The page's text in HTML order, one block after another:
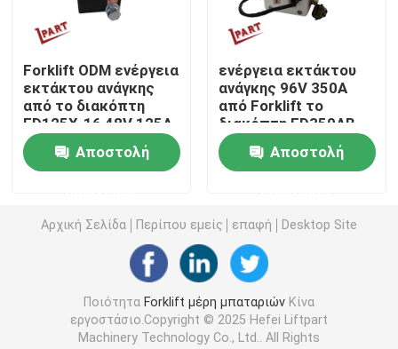
Forklift λαβή
Περονοφόρο γκάζι
Forklift σύστημα ψύξης
Μαγνητικό φρένο μηχανών
Forklift σύστημα φρένων
Forklift ODM ενέργεια
εκτάκτου ανάγκης
από το διακόπτη
ED125X-16 48V 125A
κουμπιών
Αποστολή
ενέργεια εκτάκτου
ανάγκης 96V 350A
από Forklift το
διακόπτη ED350AB
Αποστολή
Αρχική Σελίδα Περίπου εμείς επαφή Desktop Site
Ποιότητα Forklift μέρη μπαταριώνΚίνα
εργοστάσιο.Copyright © 2025 Hefei Liftpart
Machinery Technology Co., Ltd.. All Rights